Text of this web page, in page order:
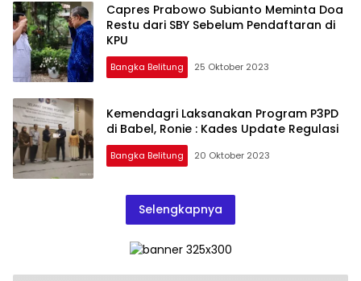
Capres Prabowo Subianto Meminta Doa
Restu dari SBY Sebelum Pendaftaran di
KPU
Bangka Belitung 25 Oktober 2023
Kemendagri Laksanakan Program P3PD
di Babel, Ronie : Kades Update Regulasi
Bangka Belitung 20 Oktober 2023
Selengkapnya